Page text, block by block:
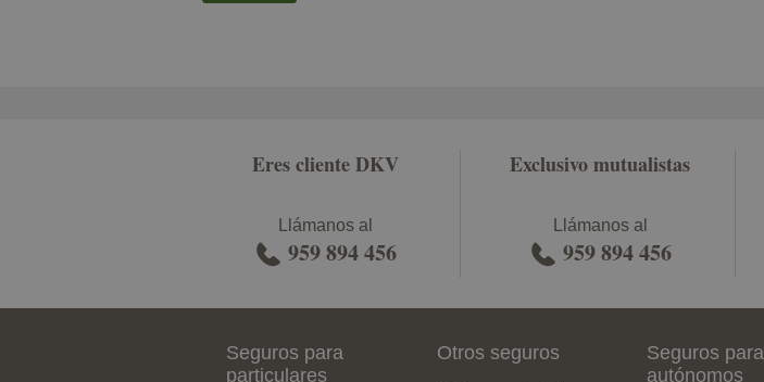
Eres cliente DKV
Llámanos al
959 894 456
Exclusivo mutualistas
Llámanos al
959 894 456
Seguros para
particulares
Otros seguros
Seguros para
autónomos